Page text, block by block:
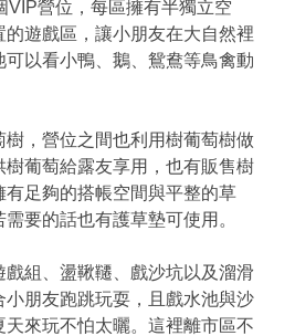
VIP營位，每區擁有半獨立空
的遊戲區，讓小朋友在大自然裡
以看小鴨、鵝、鴛鴦等鳥禽動
，營位之間也利用樹葡萄樹做
樹葡萄給露友享用，也有販售樹
足夠的搭帳空間與平整的草
要的話也有護草墊可使用。
戲組、盪鞦韆、戲沙坑以及溜滑
朋友跑跳玩耍，且戲水池與沙
來玩不怕太曬。這裡離市區不